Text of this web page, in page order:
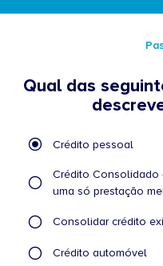
Qual das
Qual
seguintes
afirmações
descreve
seu
Crédito pessoal
Crédito Consolidado – Quero reduzir encargos
uma só prestação
Consolidar crédito
Crédito automóvel